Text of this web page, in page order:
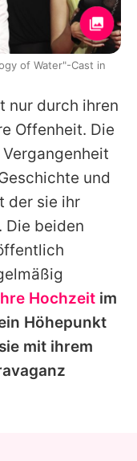
nur durch ihren
Offenheit. Die
und
der sie ihr
Die beiden
Hochzeit im
Höhepunkt
mit ihrem
of Water"-Cast in